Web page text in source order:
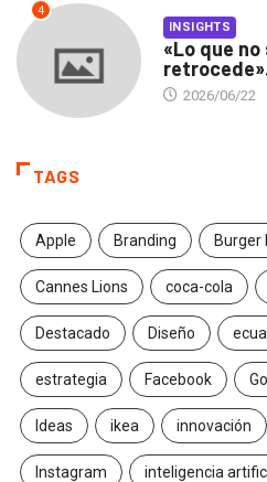
4
INSIGHTS
«Lo que
2026/06/22
TAGS
Apple Branding Burger
Cannes Lions coca-cola
Destacado Diseño
estrategia Facebook
Ideas ikea innovación
Instagram inteligencia